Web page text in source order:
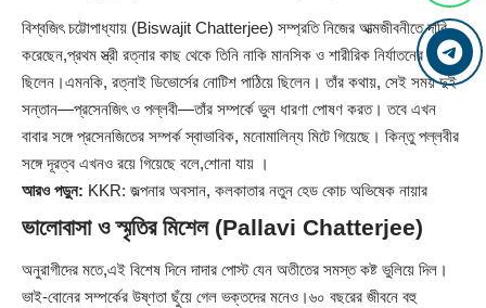
বিশ্বজিৎ চট্টোপাধ্যায় (Biswajit Chatterjee) সম্প্রতি নিজের আত্মজীবনীতে দাবি
করেছেন,প্রথম স্ত্রী রত্নার কাছ থেকে তিনি নাকি মানসিক ও শারীরিক নির্যাতনের শিকার
ছিলেন।এমনকি, রত্নাই ডিভোর্সের নোটিশ পাঠিয়ে ছিলেন। তাঁর কথায়, সেই সময় দুই
সন্তান—প্রসেনজিৎ ও পল্লবী—তাঁর সম্পর্কে ভুল ধারণা পোষণ করত। তবে এখন
বাবার সঙ্গে প্রসেনজিতের সম্পর্ক স্বাভাবিক, মনোমালিন্য মিটে গিয়েছে। কিন্তু পল্লবীর
সঙ্গে দূরত্ব এখনও রয়ে গিয়েছে বলে,শোনা যায় ।
আরও পড়ুন: KKR: জল্পনার অবসান, কলকাতার নতুন হেড কোচ অভিষেক নায়ার
ভালোবাসা ও স্মৃতির মিশেল (Pallavi Chatterjee)
অনুরাগীদের মতে,এই বিশেষ দিনে দাদার পোস্ট যেন অতীতের সমস্ত কষ্ট ভুলিয়ে দিল।
ভাই-বোনের সম্পর্কের উষ্ণতা ছুঁয়ে গেল ভক্তদের মনেও।৬০ বছরের জীবনে বহু